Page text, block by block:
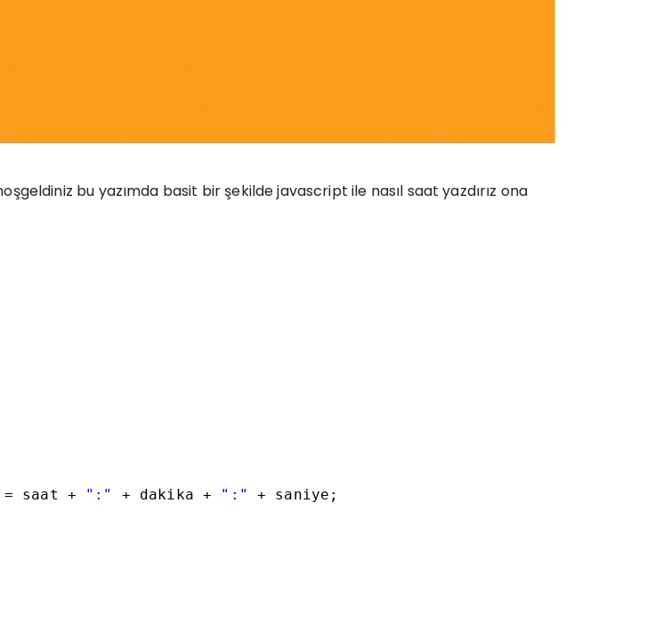
bu yazımda basit bir şekilde javascript ile nasıl saat yazdırız ona
= saat + ":" + dakika + ":"
+ saniye;